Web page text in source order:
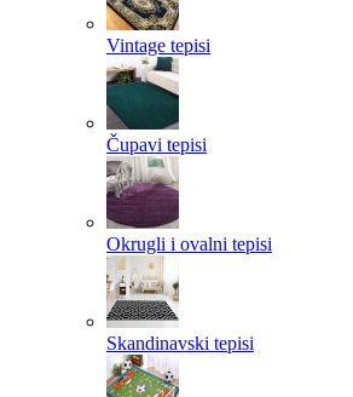
Vintage tepisi
Čupavi tepisi
Okrugli i ovalni tepisi
Skandinavski tepisi